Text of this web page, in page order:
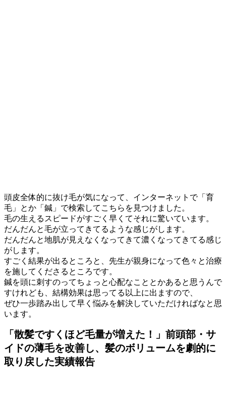
頭皮全体的に抜け毛が気になって、インターネットで「育
毛」とか「鍼」で検索してこちらを見つけました。
毛の生えるスピードがすごく早くてそれに驚いています。
だんだんと毛が立ってきてるような感じがします。
だんだんと地肌が見えなくなってきて濃くなってきてる感じ
がします。
すごく結果が出るところと、先生が親身になって色々と治療
を施してくださるところです。
鍼を頭に刺すのってちょっと心配なこととかあると思うんで
すけれども、結構効果は思ってる以上に出ますので、
ぜひ一歩踏み出して早く悩みを解決していただければなと思
います。
「散髪ですくほど毛量が増えた！」前頭部・サ
イドの薄毛を改善し、髪のボリュームを劇的に
取り戻した実績報告